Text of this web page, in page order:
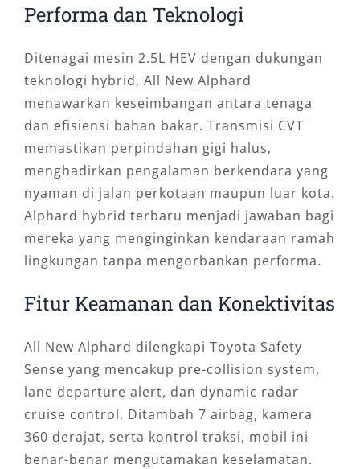
Performa dan Teknologi
Ditenagai mesin 2.5L HEV dengan dukungan
teknologi hybrid, All New Alphard
menawarkan keseimbangan antara tenaga
dan efisiensi bahan bakar. Transmisi CVT
memastikan perpindahan gigi halus,
menghadirkan pengalaman berkendara yang
nyaman di jalan perkotaan maupun luar kota.
Alphard hybrid terbaru menjadi jawaban bagi
mereka yang menginginkan kendaraan ramah
lingkungan tanpa mengorbankan performa.
Fitur Keamanan dan Konektivitas
All New Alphard dilengkapi Toyota Safety
Sense yang mencakup pre-collision system,
lane departure alert, dan dynamic radar
cruise control. Ditambah 7 airbag, kamera
360 derajat, serta kontrol traksi, mobil ini
benar-benar mengutamakan keselamatan.